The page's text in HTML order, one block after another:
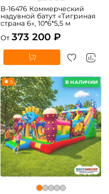
B-16476 Коммерческий
надувной батут «Тигриная
страна 6», 10*6*5,5 м
От 373 200 ₽
В НАЛИЧИИ
5